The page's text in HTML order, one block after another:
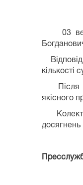
03
кількості
Після
якісного
досягнень